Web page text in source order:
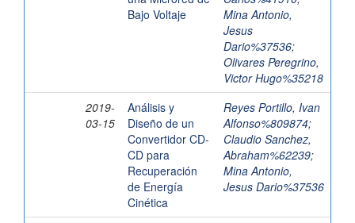
Bajo Voltaje
Mina Antonio,
Jesus
Dario%37536;
Olivares Peregrino,
Victor Hugo%35218
2019-
03-15
Análisis y
Diseño de un
Convertidor CD-
CD para
Recuperación
de Energía
Cinética
Reyes Portillo, Ivan
Alfonso%809874;
Claudio Sanchez,
Abraham%62239;
Mina Antonio,
Jesus Dario%37536